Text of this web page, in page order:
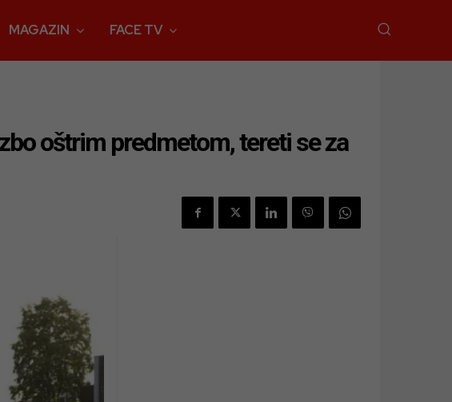
MAGAZIN FACE TV
oštrim predmetom, tereti se za